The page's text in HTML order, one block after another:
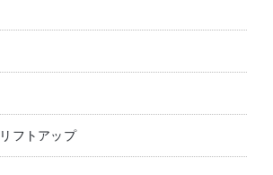
フトアップ